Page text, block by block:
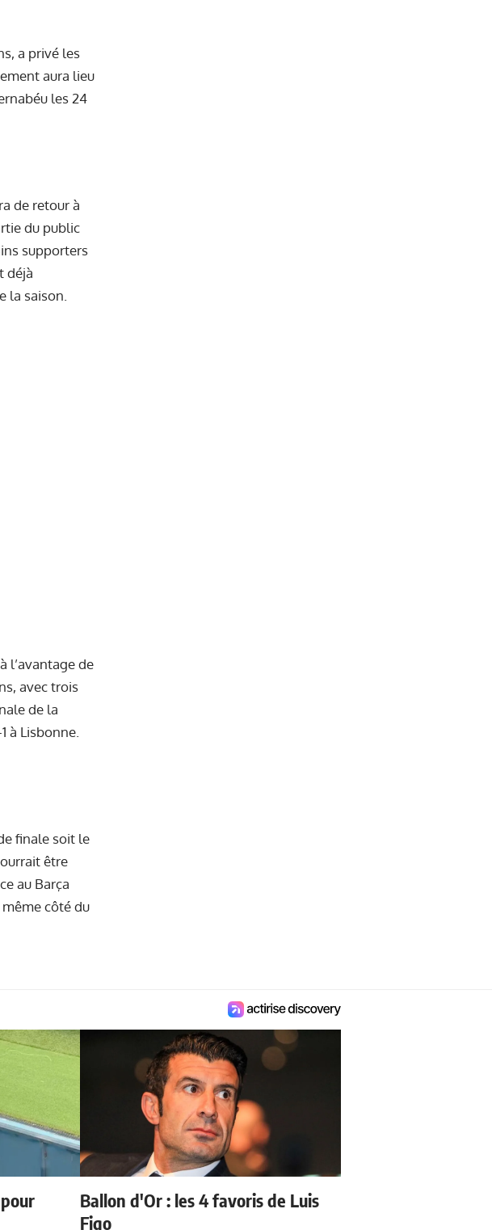
a privé les
aura lieu
les 24
de retour à
du public
supporters
déjà
la saison.
l’avantage de
avec trois
de la
à Lisbonne.
finale soit le
être
au Barça
côté du
Ballon d'Or : les 4 favoris de Luis
Figo